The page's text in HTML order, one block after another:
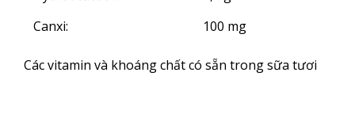
Canxi:
100 mg
Các vitamin và khoáng chất có sẵn trong sữa tươi